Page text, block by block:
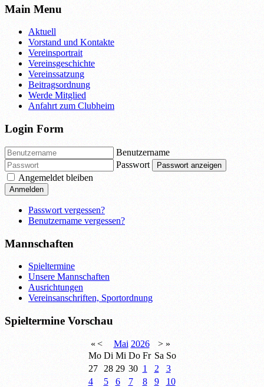
Main Menu
Aktuell
Vorstand und Kontakte
Vereinsportrait
Vereinsgeschichte
Vereinssatzung
Beitragsordnung
Werde Mitglied
Anfahrt zum Clubheim
Login Form
Benutzername
Passwort
Passwort anzeigen
Angemeldet bleiben
Anmelden
Passwort vergessen?
Benutzername vergessen?
Mannschaften
Spieltermine
Unsere Mannschaften
Ausrichtungen
Vereinsanschriften, Sportordnung
Spieltermine Vorschau
«< Mai 2026 > »
Mo Di Mi Do Fr Sa So
27
28 29 30 1 2
3
4
5 6 7 8 9
10